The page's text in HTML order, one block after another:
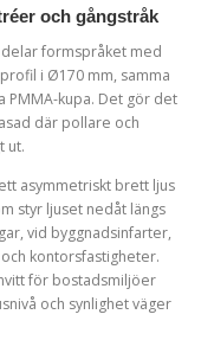
och gångstråk
delar formspråket med
i Ø170 mm, samma
PMMA-kupa. Det gör det
där pollare och
ut.
asymmetriskt brett ljus
styr ljuset nedåt längs
vid byggnadsinfarter,
kontorsfastigheter.
för bostadsmiljöer
och synlighet väger